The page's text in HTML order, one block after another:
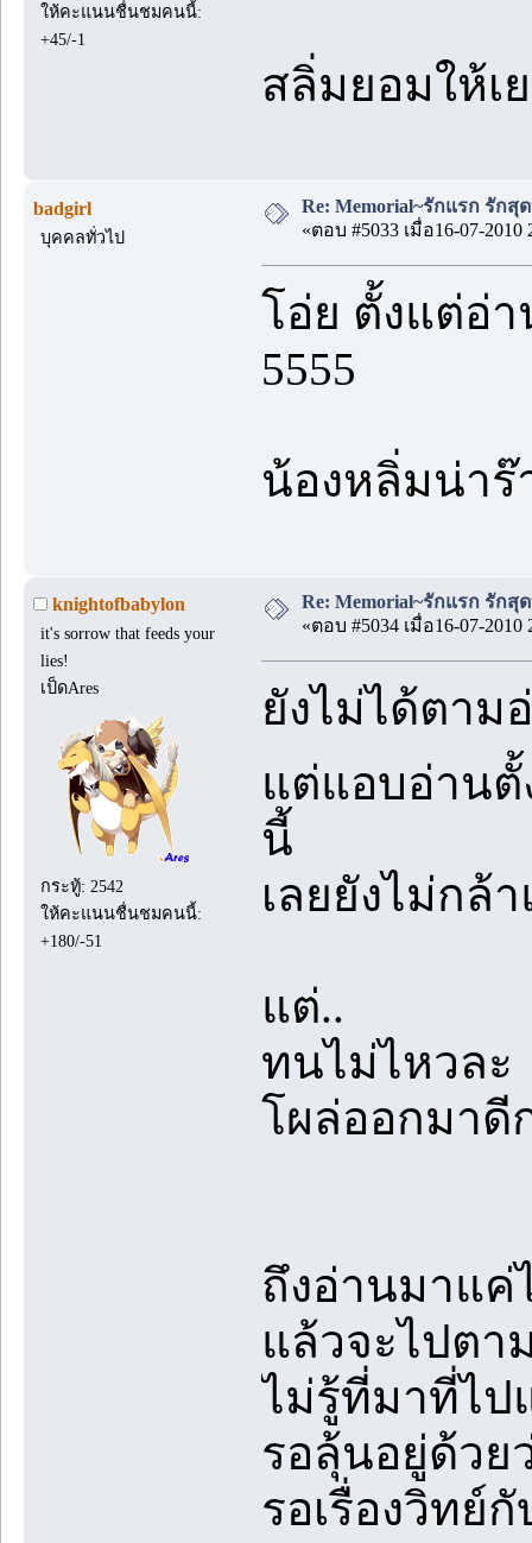
ให้คะแนนชื่นชมคนนี้:
+45/-1
สลิ่มยอมให้เ
badgirl
บุคคลทั่วไป
Re: Memorial~รักแรก รักสุ
«ตอบ #5033 เมื่อ16-07-2010
โอ่ย ตั้งแต่อ่
5555
น้องหลิ่มน่าร๊
knightofbabylon
it's sorrow that feeds your
lies!
เป็ดAres
กระทู้: 2542
ให้คะแนนชื่นชมคนนี้:
+180/-51
Re: Memorial~รักแรก รักสุ
«ตอบ #5034 เมื่อ16-07-2010
ยังไม่ได้ตาม
แต่แอบอ่าน
นี้
เลยยังไม่กล้
แต่..
ทนไม่ไหวละ
โผล่ออกมาดี
ถึงอ่านมาแค่
แล้วจะไปตา
ไม่รู้ที่มาที่ไป
รอลุ้นอยู่ด้วย
รอเรื่องวิทย์กั